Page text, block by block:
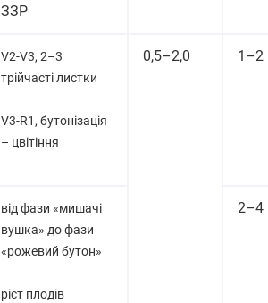
ЗЗР
V2-V3, 2–3
трійчасті листки
V3-R1, бутонізація
– цвітіння
0,5–2,0 1–2
від фази «мишачі
вушка» до фази
«рожевий бутон»
ріст плодів
2–4